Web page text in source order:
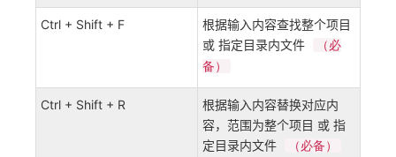
Ctrl + Shift + F
根据输入内容查找整个项目
或 指定目录内文件
（必
备）
Ctrl + Shift + R
根据输入内容替换对应内
容，范围为整个项目 或 指
定目录内文件
（必备）